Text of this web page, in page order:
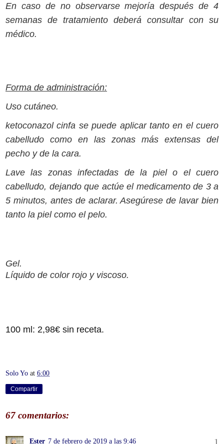
En caso de no observarse mejoría después de 4
semanas de tratamiento deberá consultar con su
médico.
Forma de administración:
Uso cutáneo.
ketoconazol cinfa se puede aplicar tanto en el cuero
cabelludo como en las zonas más extensas del
pecho y de la cara.
Lave las zonas infectadas de la piel o el cuero
cabelludo, dejando que actúe el medicamento de 3 a
5 minutos, antes de aclarar. Asegúrese de lavar bien
tanto la piel como el pelo.
Gel.
Líquido de color rojo y viscoso.
100 ml: 2,98€ sin receta.
Solo Yo at 6:00
Compartir
67 comentarios:
Ester 7 de febrero de 2019 a las 9:46